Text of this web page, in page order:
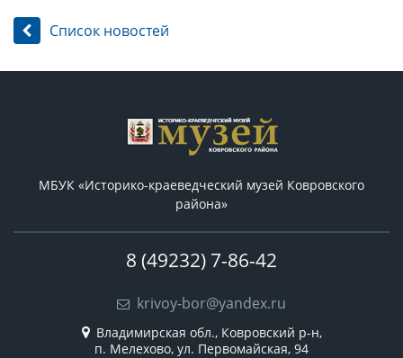
Список новостей
МБУК «Историко-краеведческий музей Ковровского
района»
8 (49232) 7-86-42
krivoy-bor@yandex.ru
Владимирская обл., Ковровский р-н,
п. Мелехово, ул. Первомайская, 94